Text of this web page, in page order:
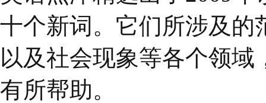
十个新词。它们所涉及的
以及社会现象等各个领域
有所帮助。